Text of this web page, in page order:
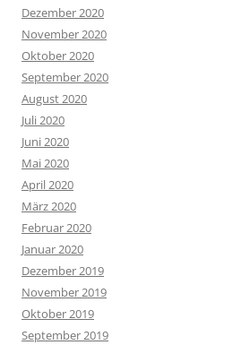
Dezember 2020
November 2020
Oktober 2020
September 2020
August 2020
Juli 2020
Juni 2020
Mai 2020
April 2020
März 2020
Februar 2020
Januar 2020
Dezember 2019
November 2019
Oktober 2019
September 2019